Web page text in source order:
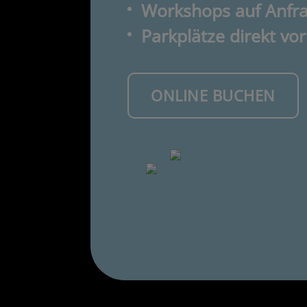
Workshops auf
Parkplätze direkt
ONLINE BUCHEN